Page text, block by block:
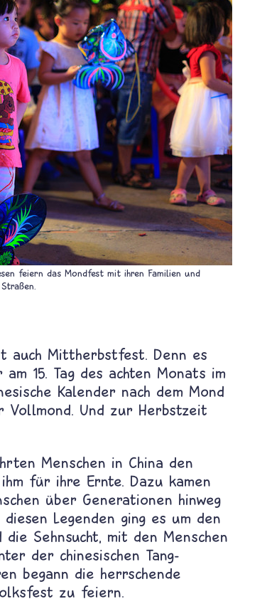
feiern das Mondfest mit ihren Familien und
auch Mittherbstfest. Denn es
15. Tag des achten Monats im
Kalender nach dem Mond
Vollmond. Und zur Herbstzeit
Menschen in China den
für ihre Ernte. Dazu kamen
über Generationen hinweg
Legenden ging es um den
Sehnsucht, mit den Menschen
der chinesischen Tang-
begann die herrschende
zu feiern.